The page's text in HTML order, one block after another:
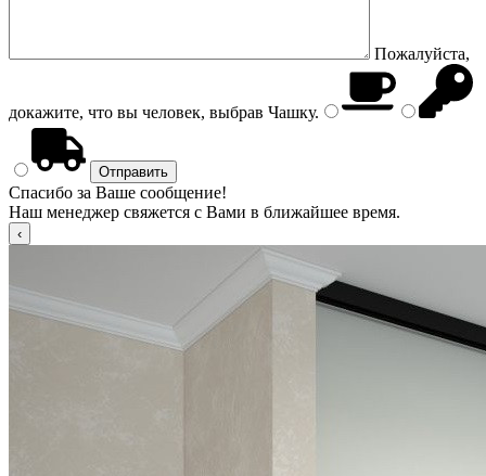
Пожалуйста,
докажите, что вы человек, выбрав Чашку.
Спасибо за Ваше сообщение!
Наш менеджер свяжется с Вами в ближайшее время.